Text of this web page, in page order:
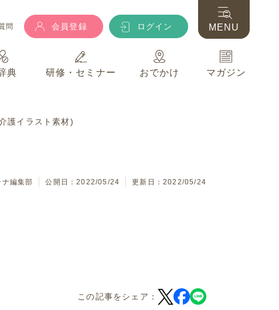
問 会員登録 ログイン
典 研修・セミナー おでかけ マガジン
MENU
護イラスト素材)
編集部 公開日：2022/05/24 更新日：2022/05/24
この記事をシェア：